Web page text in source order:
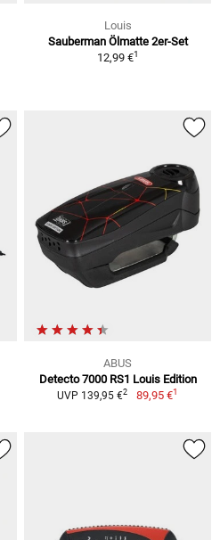
Louis
Sauberman Ölmatte 2er-Set
12,99 €1
ABUS
Detecto 7000 RS1 Louis Edition
UVP 139,95 €2 89,95 €1